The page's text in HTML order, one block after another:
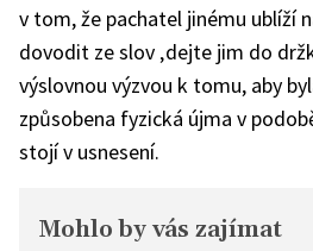
v tom, že pachatel jinému ublíží
dovodit ze slov ‚dejte jim do
výslovnou výzvou k tomu, aby
způsobena fyzická újma v
stojí v usnesení.
Mohlo by vás zajímat